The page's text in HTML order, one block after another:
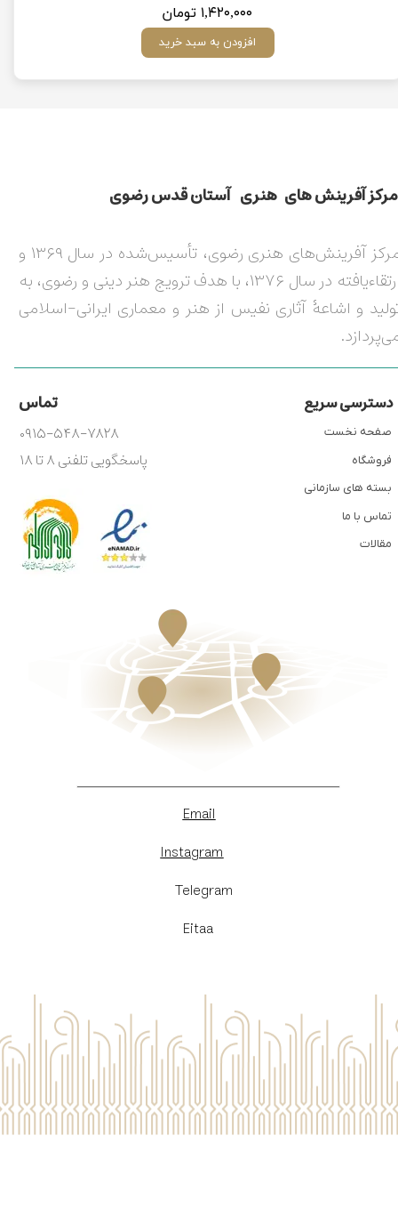
۱,۴۲۰,۰۰۰ تومان
افزودن به سبد خرید
مركز آفرينش های هنری آستان قدس رضوی​​​​​​​​​​​​​​
مرکز آفرینش‌های هنری رضوی، تأسیس‌شده در سال ۱۳۶۹ و
ارتقاءیافته در سال ۱۳۷۶، با هدف ترویج هنر دینی و رضوی، به
و اشاعۀ آثاری نفیس از هنر و معماری ایرانی-اسلامی
دسترسی سریع تماس
۰۹۱۵-۵۴۸-۷۸۲۸
پاسخگویی تلفنی ۸ تا ۱۸
صفحه نخست
فروشگاه
بسته های سازمانی
تماس با ما
مقالات
Email
Instagram
​Telegram
Eitaa